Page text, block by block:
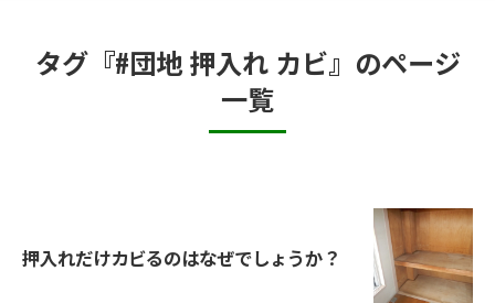
タグ『#団地 押入れ カビ』のページ
一覧
押入れだけカビるのはなぜでしょうか？